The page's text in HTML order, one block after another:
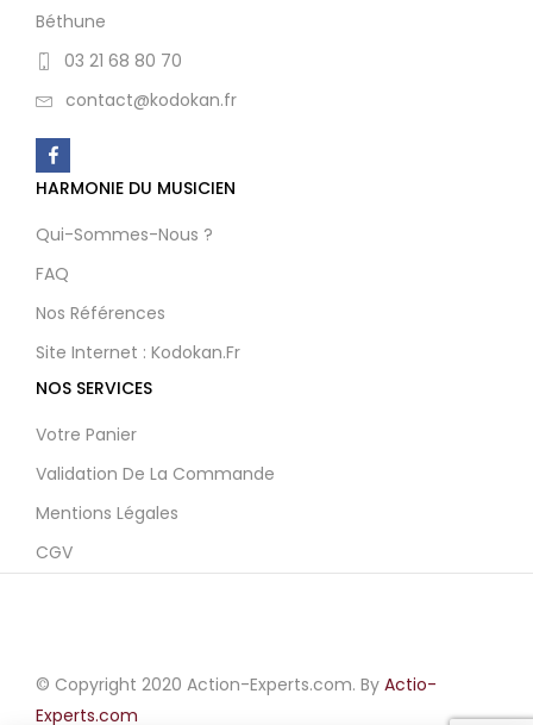
Béthune
03 21 68 80 70
contact@kodokan.fr
HARMONIE DU MUSICIEN
Qui-Sommes-Nous ?
FAQ
Nos Références
Site Internet : Kodokan.fr
NOS SERVICES
Votre Panier
Validation De La Commande
Mentions Légales
CGV
© Copyright 2020 Action-Experts.com. By Actio-
Experts.com